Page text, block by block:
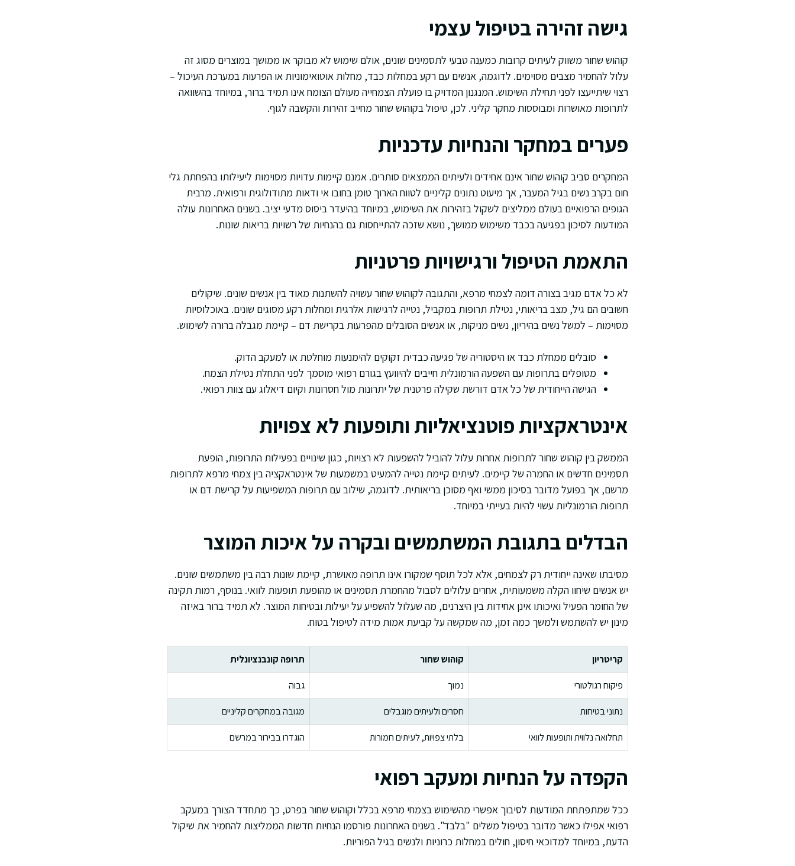
גישה זהירה בטיפול עצמי
קוהוש שחור משווק לעיתים קרובות כמענה טבעי לתסמינים שונים, אולם שימוש לא מבוקר או ממושך במוצרים מסוג זה
עלול להחמיר מצבים מסוימים. לדוגמה, אנשים עם רקע במחלות כבד, מחלות אוטואימוניות או הפרעות במערכת העיכול –
רצוי שיתייעצו לפני תחילת השימוש. המנגנון המדויק בו פועלת הצמחייה מעולם הצומח אינו תמיד ברור, במיוחד בהשוואה
לתרופות מאושרות ומבוססות מחקר קליני. לכן, טיפול בקוהוש שחור מחייב זהירות והקשבה לגוף.
פערים במחקר והנחיות עדכניות
המחקרים סביב קוהוש שחור אינם אחידים ולעיתים הממצאים סותרים. אמנם קיימות עדויות מסוימות ליעילותו בהפחתת גלי
חום בקרב נשים בגיל המעבר, אך מיעוט נתונים קליניים לטווח הארוך טומן בחובו אי ודאות מתודולוגית ורפואית. מרבית
הגופים הרפואיים בעולם ממליצים לשקול בזהירות את השימוש, במיוחד בהיעדר ביסוס מדעי יציב. בשנים האחרונות עולה
המודעות לסיכון בפגיעה בכבד משימוש ממושך, נושא שזכה להתייחסות גם בהנחיות של רשויות בריאות שונות.
התאמת הטיפול ורגישויות פרטניות
לא כל אדם מגיב בצורה דומה לצמחי מרפא, והתגובה לקוהוש שחור עשויה להשתנות מאוד בין אנשים שונים. שיקולים
חשובים הם גיל, מצב בריאותי, נטילת תרופות במקביל, נטייה לרגישות אלרגית ומחלות רקע מסוגים שונים. באוכלוסיות
מסוימות – למשל נשים בהיריון, נשים מניקות, או אנשים הסובלים מהפרעות בקרישת דם – קיימת מגבלה ברורה לשימוש.
סובלים ממחלת כבד או היסטוריה של פגיעה כבדית זקוקים להימנעות מוחלטת או למעקב הדוק.
מטופלים בתרופות עם השפעה הורמונלית חייבים להיוועץ בגורם רפואי מוסמך לפני התחלת נטילת הצמח.
הגישה הייחודית של כל אדם דורשת שקילה פרטנית של יתרונות מול חסרונות וקיום דיאלוג עם צוות רפואי.
אינטראקציות פוטנציאליות ותופעות לא צפויות
הממשק בין קוהוש שחור לתרופות אחרות עלול להוביל להשפעות לא רצויות, כגון שינויים בפעילות התרופות, הופעת
תסמינים חדשים או החמרה של קיימים. לעיתים קיימת נטייה להמעיט במשמעות של אינטראקציה בין צמחי מרפא לתרופות
מרשם, אך בפועל מדובר בסיכון ממשי ואף מסוכן בריאותית. לדוגמה, שילוב עם תרופות המשפיעות על קרישת דם או
תרופות הורמונליות עשוי להיות בעייתי במיוחד.
הבדלים בתגובת המשתמשים ובקרה על איכות המוצר
מסיבתו שאינה ייחודית רק לצמחים, אלא לכל תוסף שמקורו אינו תרופה מאושרת, קיימת שונות רבה בין משתמשים שונים.
יש אנשים שיחוו הקלה משמעותית, אחרים עלולים לסבול מהחמרת תסמינים או מהופעת תופעות לוואי. בנוסף, רמות תקינה
של החומר הפעיל ואיכותו אינן אחידות בין היצרנים, מה שעלול להשפיע על יעילות ובטיחות המוצר. לא תמיד ברור באיזה
מינון יש להשתמש ולמשך כמה זמן, מה שמקשה על קביעת אמות מידה לטיפול בטוח.
קריטריון קוהוש שחור
תרופה קונבנציונלית
פיקוח רגולטורי
נמוך
גבוה
נתוני בטיחות
חסרים ולעיתים מוגבלים
מגובה במחקרים קליניים
תחלואה נלווית ותופעות לוואי
בלתי צפויות, לעיתים חמורות הוגדרו בבירור במרשם
הקפדה על הנחיות ומעקב רפואי
ככל שמתפתחת המודעות לסיבוך אפשרי מהשימוש בצמחי מרפא בכלל וקוהוש שחור בפרט, כך מתחדד הצורך במעקב
רפואי אפילו כאשר מדובר בטיפול משלים "בלבד". בשנים האחרונות פורסמו הנחיות חדשות הממליצות להחמיר את שיקול
הדעת, במיוחד למדוכאי חיסון, חולים במחלות כרוניות ולנשים בגיל הפוריות.